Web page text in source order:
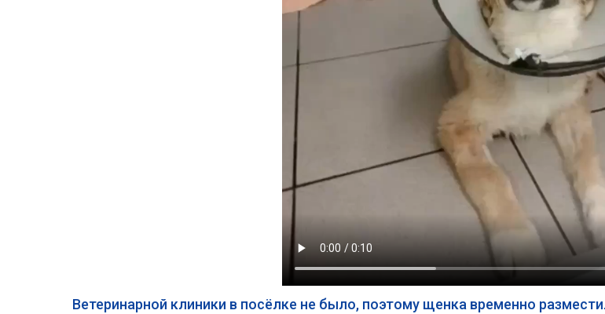
Ветеринарной клиники в посёлке не было, поэтому щенка временно